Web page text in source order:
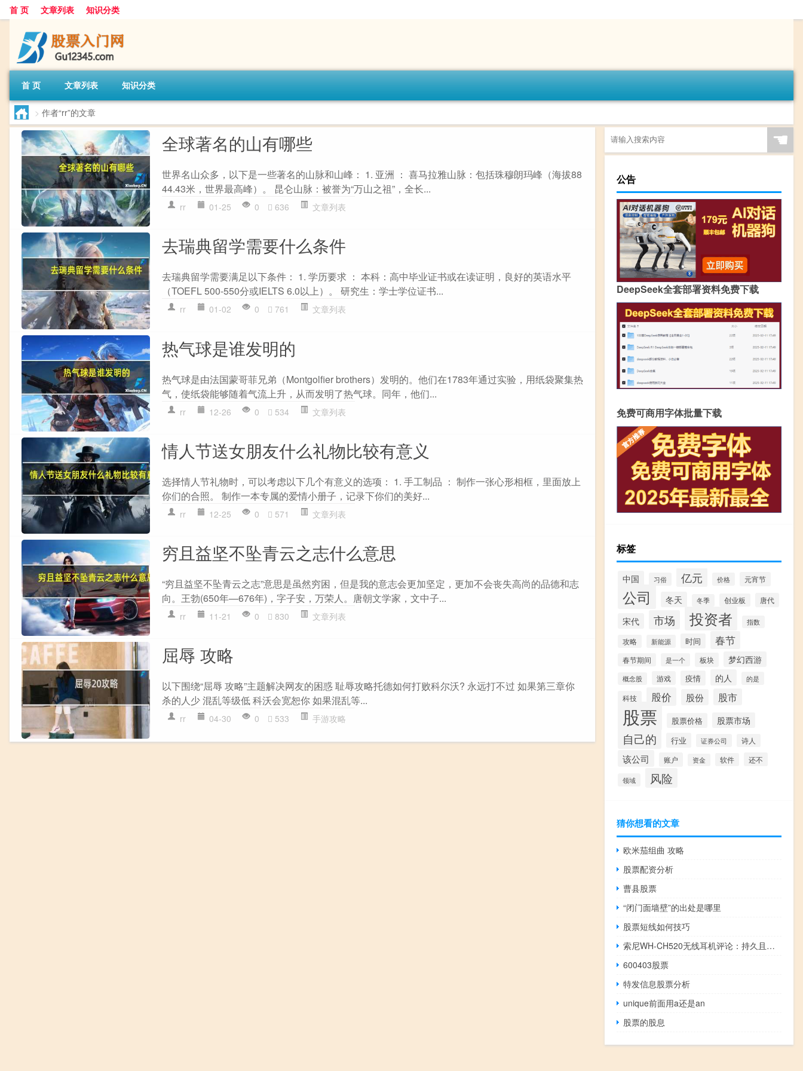
首 页 文章列表 知识分类
首 页 文章列表 知识分类
> 作者“rr”的文章
全球著名的山有哪些
世界名山众多，以下是一些著名的山脉和山峰： 1. 亚洲 ： 喜马拉雅山脉：包括珠穆朗玛峰（海拔88
44.43米，世界最高峰）。 昆仑山脉：被誉为“万山之祖”，全长...
rr 01-25 0 636 文章列表
去瑞典留学需要什么条件
去瑞典留学需要满足以下条件： 1. 学历要求 ： 本科：高中毕业证书或在读证明，良好的英语水平
（TOEFL 500-550分或IELTS 6.0以上）。 研究生：学士学位证书...
rr 01-02 0 761 文章列表
热气球是谁发明的
热气球是由法国蒙哥菲兄弟（Montgolfier brothers）发明的。他们在1783年通过实验，用纸袋聚集热
气，使纸袋能够随着气流上升，从而发明了热气球。同年，他们...
rr 12-26 0 534 文章列表
情人节送女朋友什么礼物比较有意义
选择情人节礼物时，可以考虑以下几个有意义的选项： 1. 手工制品 ： 制作一张心形相框，里面放上
你们的合照。 制作一本专属的爱情小册子，记录下你们的美好...
rr 12-25 0 571 文章列表
穷且益坚不坠青云之志什么意思
“穷且益坚不坠青云之志”意思是虽然穷困，但是我的意志会更加坚定，更加不会丧失高尚的品德和志
向。王勃(650年—676年)，字子安，万荣人。唐朝文学家，文中子...
rr 11-21 0 830 文章列表
屈辱 攻略
以下围绕“屈辱 攻略”主题解决网友的困惑 耻辱攻略托德如何打败科尔沃? 永远打不过 如果第三章你
杀的人少 混乱等级低 科沃会宽恕你 如果混乱等...
rr 04-30 0 533 手游攻略
☚
公告
DeepSeek全套部署资料免费下载
免费可商用字体批量下载
标签
中国 习俗 亿元 价格 元宵节
公司 冬天 冬季 创业板 唐代
宋代 市场 投资者 指数
攻略 新能源 时间 春节
春节期间 是一个 板块 梦幻西游
概念股 游戏 疫情 的人 的是
科技 股价 股份 股市
股票 股票价格 股票市场
自己的 行业 证券公司 诗人
该公司 账户 资金 软件 还不
领域 风险
猜你想看的文章
欧米茄组曲 攻略
股票配资分析
曹县股票
“闭门面墙壁”的出处是哪里
股票短线如何技巧
索尼WH-CH520无线耳机评论：持久且功能丰富
600403股票
特发信息股票分析
unique前面用a还是an
股票的股息